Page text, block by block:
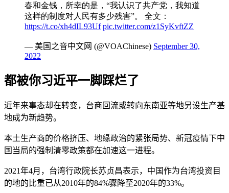
春和金钱，所幸的是，“我认识了共产党，我知道
这样的制度对人民有多少残害”。 全文：
https://t.co/xh4dIL93Uf pic.twitter.com/z1SyKvftZZ
— 美国之音中文网 (@VOAChinese) September 30,
2022
都被你习近平一脚踩烂了
近年来事态却在转变，台商回流或转向东南亚等地另设生产基
地成为新趋势。
本土生产商的价格挤压、地缘政治的紧张局势、新冠疫情下中
国当局的强制清零政策都在加速这一进程。
2021年4月，台湾行政院长苏贞昌表示，中国作为台湾投资目
的地的比重已从2010年的84%骤降至2020年的33%。